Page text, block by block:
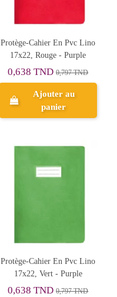
Protège-Cahier En Pvc Lino
17x22, Rouge - Purple
0,638 TND0,797 TND
Ajouter au
panier
Protège-Cahier En Pvc Lino
17x22, Vert - Purple
0,638 TND0,797 TND